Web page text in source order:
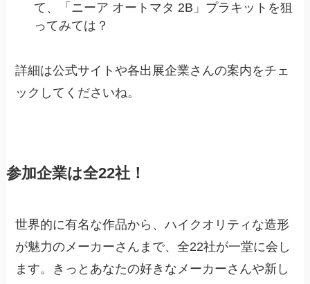
て、「ニーア オートマタ 2B」プラキットを狙
ってみては？
詳細は公式サイトや各出展企業さんの案内をチェ
ックしてくださいね。
参加企業は全22社！
世界的に有名な作品から、ハイクオリティな造形
が魅力のメーカーさんまで、全22社が一堂に会し
ます。きっとあなたの好きなメーカーさんや新し